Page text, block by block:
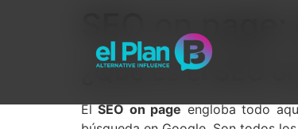
SEO on
¿Qué es el SEO
ElSEO on pageengloba todo